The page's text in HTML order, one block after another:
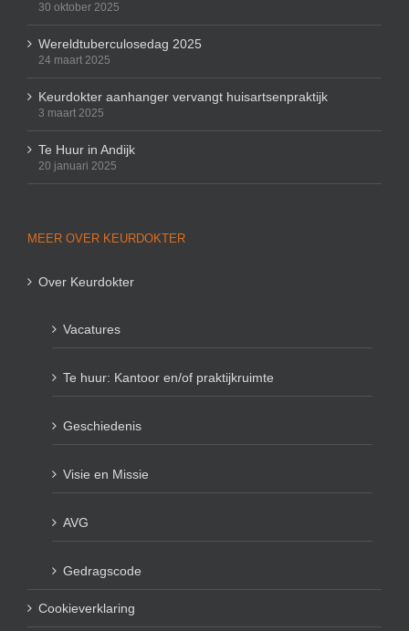
30 oktober 2025
Wereldtuberculosedag 2025
24 maart 2025
Keurdokter aanhanger vervangt huisartsenpraktijk
3 maart 2025
Te Huur in Andijk
20 januari 2025
MEER OVER KEURDOKTER
Over Keurdokter
Vacatures
Te huur: Kantoor en/of praktijkruimte
Geschiedenis
Visie en Missie
AVG
Gedragscode
Cookieverklaring